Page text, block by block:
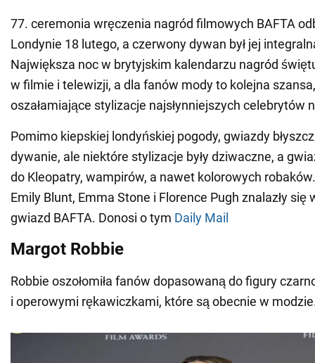
77. ceremonia wręczenia nagród filmowych BAFTA
Londynie 18 lutego, a czerwony dywan był jej
Największa noc w brytyjskim kalendarzu nagród
w filmie i telewizji, a dla fanów mody to kolejna
oszałamiające stylizacje najsłynniejszych celebrytów
Pomimo kiepskiej londyńskiej pogody, gwiazdy
dywanie, ale niektóre stylizacje były dziwaczne, a
do Kleopatry, wampirów, a nawet kolorowych
Emily Blunt, Emma Stone i Florence Pugh znalazły się
gwiazd BAFTA. Donosi o tym Daily Mail
Margot Robbie
Robbie oszołomiła fanów dopasowaną do figury
i operowymi rękawiczkami, które są obecnie w